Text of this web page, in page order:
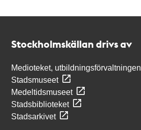
Stockholmskällan drivs av
Medioteket, utbildningsförvaltningen
Stadsmuseet
Medeltidsmuseet
Stadsbiblioteket
Stadsarkivet